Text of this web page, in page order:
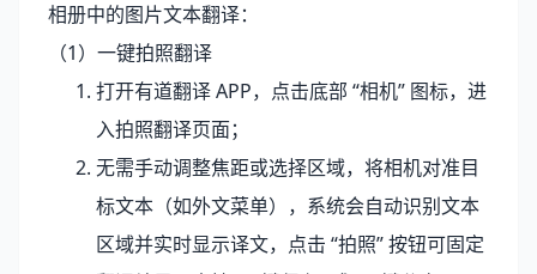
相册中的图片文本翻译：
（1）一键拍照翻译
打开有道翻译 APP，点击底部 “相机” 图标，进
入拍照翻译页面；
无需手动调整焦距或选择区域，将相机对准目
标文本（如外文菜单），系统会自动识别文本
区域并实时显示译文，点击 “拍照” 按钮可固定